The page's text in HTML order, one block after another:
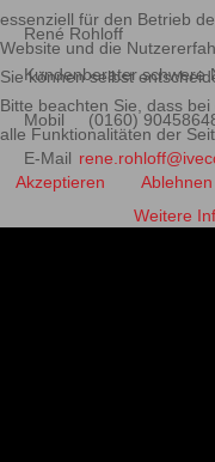
René Rohloff
Kundenberater schwere
Mobil (0160)
E-Mail
essenziell für den Betrieb
Website und die
Sie können selbst
Bitte beachten Sie, dass
alle Funktionalitäten der
Akzeptieren Ablehnen
Weitere